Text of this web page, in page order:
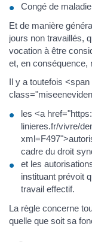
Congé de
Et de manière
jours non travaillés,
vocation à être
et, en conséquence,
Il y a toutefois <span
les <a
linieres.fr/vivre/
cadre du droit
et les
instituant prévoit
travail effectif.
La règle concerne
quelle que soit sa